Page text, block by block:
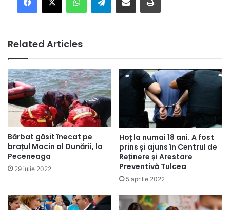
Related Articles
Bărbat găsit înecat pe
brațul Macin al Dunării, la
Peceneaga
29 iulie 2022
Hoț la numai 18 ani. A fost
prins și ajuns în Centrul de
Reținere și Arestare
Preventivă Tulcea
5 aprilie 2022